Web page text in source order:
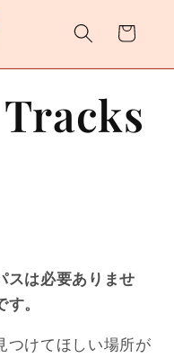
ー
スは必要ありませ
。
つけてほしい場所が